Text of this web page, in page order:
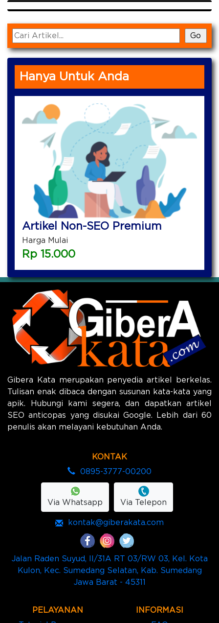
Hanya Untuk Anda
Artikel Non-SEO Premium
Harga Mulai
Rp 15.000
Gibera Kata merupakan penyedia artikel berkelas.
Tulisan enak dibaca dengan susunan kata-kata yang
apik. Hubungi kami segera, dan dapatkan artikel
SEO anticopas yang disukai Google. Lebih dari 60
penulis akan melayani kebutuhan Anda.
KONTAK
0895-3777-00200
Via Whatsapp Via Telepon
kontak@giberakata.com
Jalan Raden Suyud, II/31A RT 03/RW 03, Kel. Kota
Kulon, Kec. Sumedang Selatan, Kab. Sumedang
Jawa Barat - 45311
PELAYANAN
INFORMASI